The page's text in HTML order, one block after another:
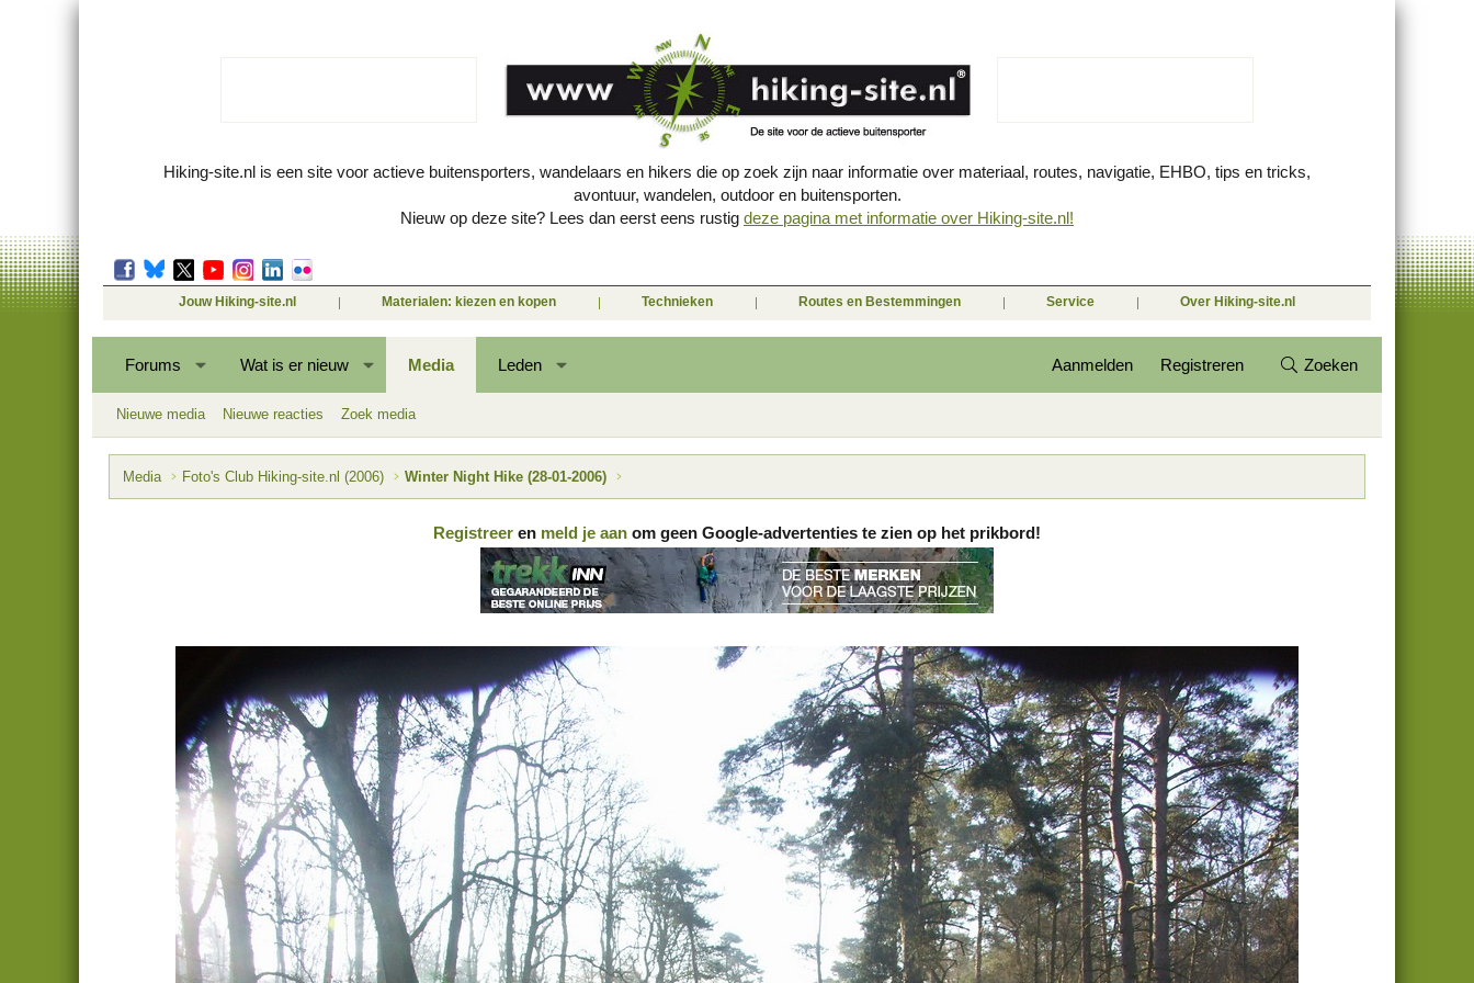
Hiking-site.nl is een site voor actieve buitensporters, wandelaars en hikers die op zoek zijn naar informatie over materiaal, routes, navigatie, EHBO, tips en tricks,
avontuur, wandelen, outdoor en buitensporten.
Nieuw op deze site? Lees dan eerst eens rustig deze pagina met informatie over Hiking-site.nl!
Jouw Hiking-site.nl Materialen: kiezen en kopen Technieken Routes en Bestemmingen Service Over Hiking-site.nl
Forums Wat is er nieuw Media Leden Aanmelden Registreren Zoeken
Nieuwe media Nieuwe reacties Zoek media
Media Foto's Club Hiking-site.nl (2006) Winter Night Hike (28-01-2006)
Registreer en meld je aan om geen Google-advertenties te zien op het prikbord!